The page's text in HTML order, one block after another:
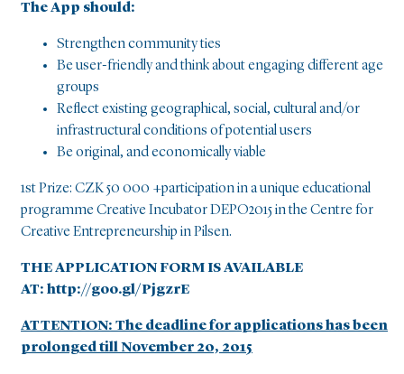
The App should:
Strengthen community ties
Be user-friendly and think about engaging different age
groups
Reflect existing geographical, social, cultural and/or
infrastructural conditions of potential users
Be original, and economically viable
1st Prize: CZK 50 000 +participation in a unique educational
programme Creative Incubator DEPO2015 in the Centre for
Creative Entrepreneurship in Pilsen.
THE APPLICATION FORM IS AVAILABLE
AT: http://goo.gl/PjgzrE
ATTENTION: The deadline for applications has been
prolonged till November 20, 2015